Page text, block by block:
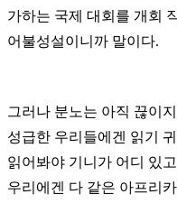
가하는 국제 대회를 개회
어불성설이니까 말이다.
그러나 분노는 아직 끊이
성급한 우리들에겐 읽기
읽어봐야 기니가 어디 있
우리에겐 다 같은 아프리